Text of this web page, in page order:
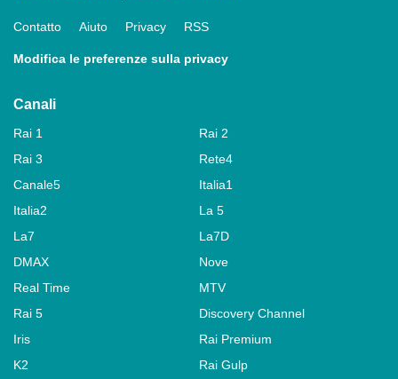
Contatto Aiuto Privacy RSS
Modifica le preferenze sulla privacy
Canali
Rai 1
Rai 2
Rai 3
Rete4
Canale5
Italia1
Italia2
La 5
La7
La7D
DMAX
Nove
Real Time
MTV
Rai 5
Discovery Channel
Iris
Rai Premium
K2
Rai Gulp